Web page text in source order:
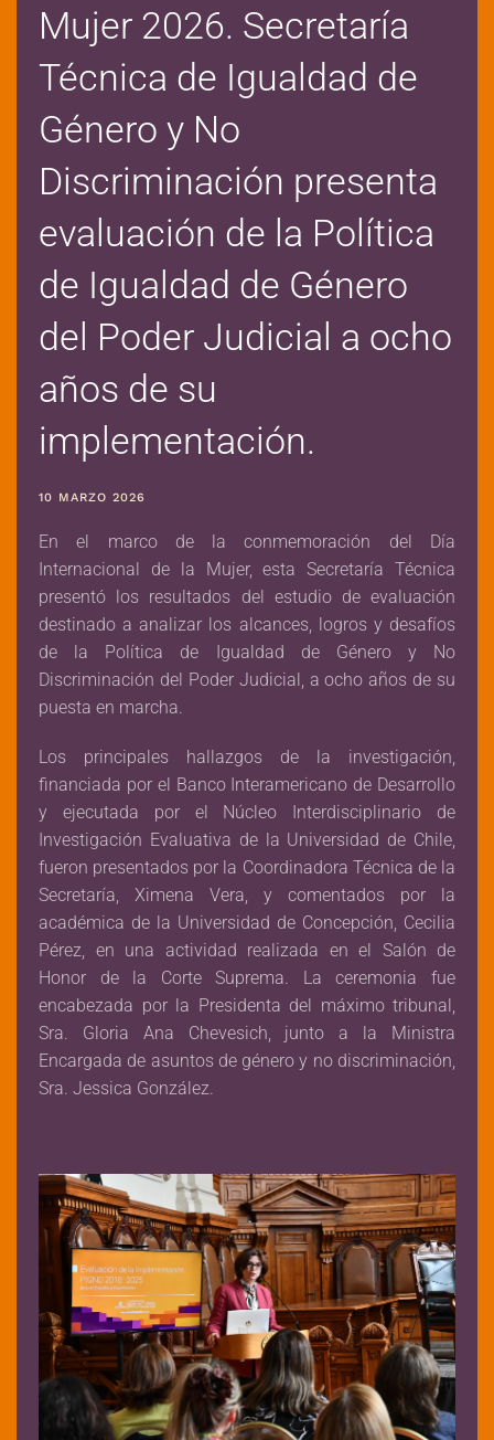
Mujer 2026. Secretaría
Técnica de Igualdad de
Género y No
Discriminación presenta
evaluación de la Política
de Igualdad de Género
del Poder Judicial a ocho
años de su
implementación.
10 MARZO 2026
En el marco de la conmemoración del Día
Internacional de la Mujer, esta Secretaría Técnica
presentó los resultados del estudio de evaluación
destinado a analizar los alcances, logros y desafíos
de la Política de Igualdad de Género y No
Discriminación del Poder Judicial, a ocho años de su
puesta en marcha.
Los principales hallazgos de la investigación,
financiada por el Banco Interamericano de Desarrollo
y ejecutada por el Núcleo Interdisciplinario de
Investigación Evaluativa de la Universidad de Chile,
fueron presentados por la Coordinadora Técnica de la
Secretaría, Ximena Vera, y comentados por la
académica de la Universidad de Concepción, Cecilia
Pérez, en una actividad realizada en el Salón de
Honor de la Corte Suprema. La ceremonia fue
encabezada por la Presidenta del máximo tribunal,
Sra. Gloria Ana Chevesich, junto a la Ministra
Encargada de asuntos de género y no discriminación,
Sra. Jessica González.